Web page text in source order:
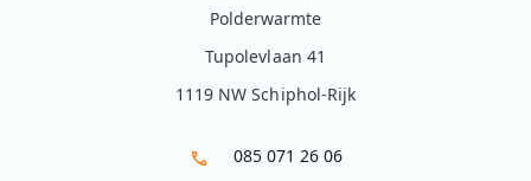
Polderwarmte
Tupolevlaan 41
1119 NW Schiphol-Rijk
085 071 26 06